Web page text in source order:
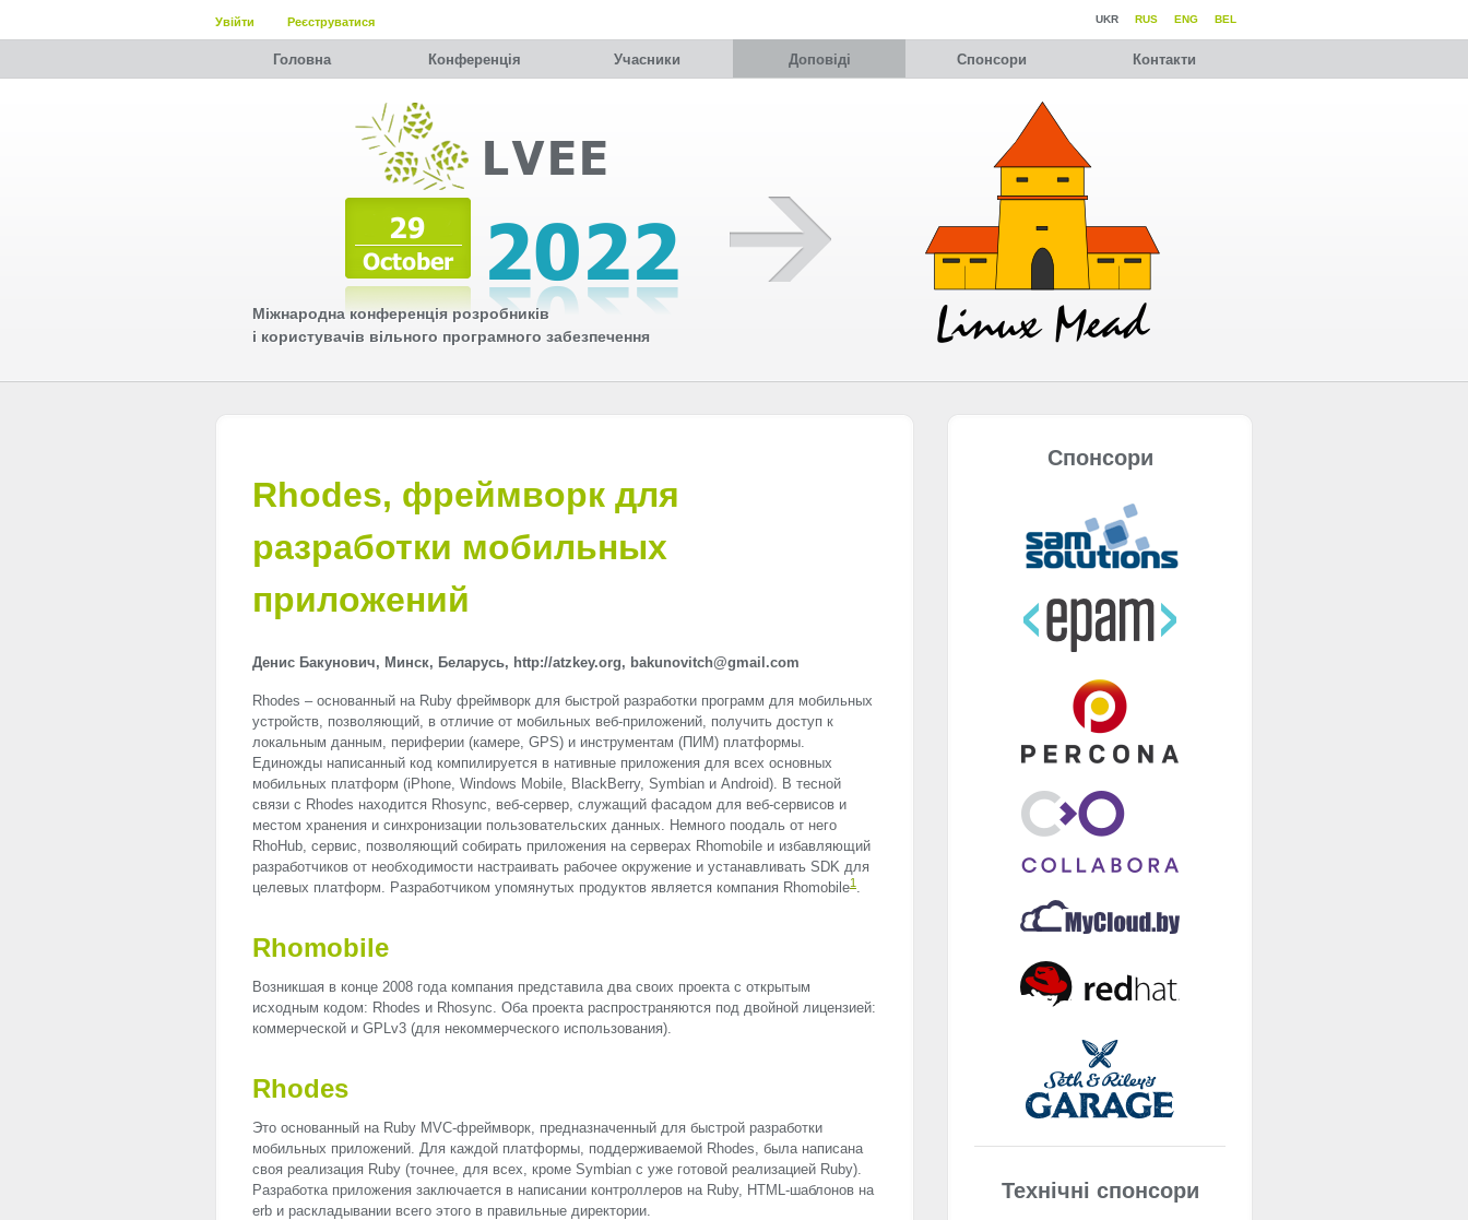
Увійти Реєструватися BEL
ENG
RUS
UKR
Головна Конференція Учасники Доповіді Спонсори Контакти
Міжнародна конференція розробників
і користувачів вільного програмного забезпечення
Rhodes, фреймворк для
разработки мобильных
приложений
Денис Бакунович, Минск, Беларусь, http://atzkey.org, bakunovitch@gmail.com
Rhodes – основанный на Ruby фреймворк для быстрой разработки программ для мобильных
устройств, позволяющий, в отличие от мобильных веб-приложений, получить доступ к
локальным данным, периферии (камере, GPS) и инструментам (ПИМ) платформы.
Единожды написанный код компилируется в нативные приложения для всех основных
мобильных платформ (iPhone, Windows Mobile, BlackBerry, Symbian и Android). В тесной
связи с Rhodes находится Rhosync, веб-сервер, служащий фасадом для веб-сервисов и
местом хранения и синхронизации пользовательских данных. Немного поодаль от него
RhoHub, сервис, позволяющий собирать приложения на серверах Rhomobile и избавляющий
разработчиков от необходимости настраивать рабочее окружение и устанавливать SDK для
целевых платформ. Разработчиком упомянутых продуктов является компания Rhomobile1 .
Rhomobile
Возникшая в конце 2008 года компания представила два своих проекта с открытым
исходным кодом: Rhodes и Rhosync. Оба проекта распространяются под двойной лицензией:
коммерческой и GPLv3 (для некоммерческого использования).
Rhodes
Это основанный на Ruby MVC-фреймворк, предназначенный для быстрой разработки
мобильных приложений. Для каждой платформы, поддерживаемой Rhodes, была написана
своя реализация Ruby (точнее, для всех, кроме Symbian с уже готовой реализацией Ruby).
Разработка приложения заключается в написании контроллеров на Ruby, HTML-шаблонов на
erb и раскладывании всего этого в правильные директории.
Спонсори
Технічнi спонсори